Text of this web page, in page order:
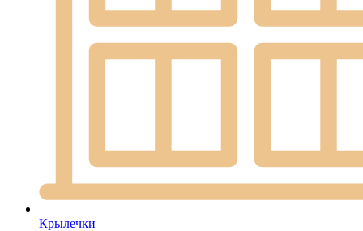
Крылечки